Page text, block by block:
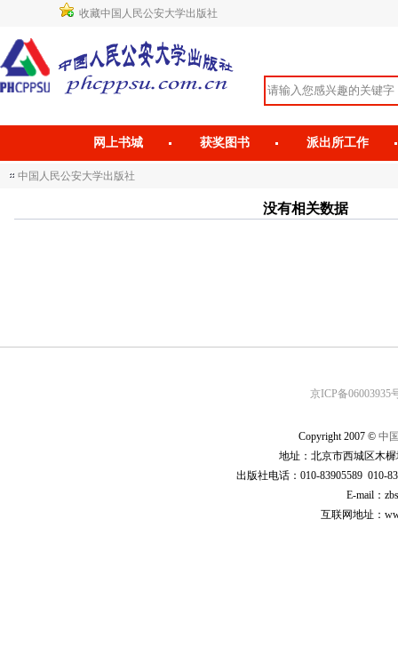
收藏中国人民公安大学出版社
网上书城 获奖图书 派出所工作
中国人民公安大学出版社
没有相关数据
京ICP备06003935
Copyright 2007 © 中
地址：北京市西城区木
出版社电话：010-83905589 010-
E-mail：
互联网地址：